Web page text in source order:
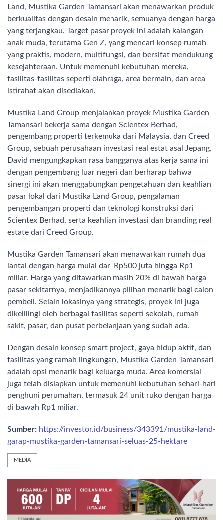
Land, Mustika Garden Tamansari akan menawarkan produk
berkualitas dengan desain menarik, semuanya dengan harga
yang terjangkau. Target pasar proyek ini adalah kalangan
anak muda, terutama Gen Z, yang mencari konsep rumah
yang praktis, modern, multifungsi, dan bersifat mendukung
kesejahteraan. Untuk memenuhi kebutuhan mereka,
fasilitas-fasilitas seperti olahraga, area bermain, dan area
istirahat akan disediakan.
Mustika Land Group menjalankan proyek Mustika Garden
Tamansari bekerja sama dengan Scientex Berhad,
pengembang properti terkemuka dari Malaysia, dan Creed
Group, sebuah perusahaan investasi real estat asal Jepang.
David mengungkapkan rasa bangganya atas kerja sama ini
dengan pengembang luar negeri dan berharap bahwa
sinergi ini akan menggabungkan pengetahuan dan keahlian
pasar lokal dari Mustika Land Group, pengalaman
pengembangan properti dan teknologi konstruksi dari
Scientex Berhad, serta keahlian investasi dan branding real
estate dari Creed Group.
Mustika Garden Tamansari akan menawarkan rumah dua
lantai dengan harga mulai dari Rp500 juta hingga Rp1
miliar. Harga yang ditawarkan masih 20% di bawah harga
pasar sekitarnya, menjadikannya pilihan menarik bagi calon
pembeli. Selain lokasinya yang strategis, proyek ini juga
dikelilingi oleh berbagai fasilitas seperti sekolah, rumah
sakit, pasar, dan pusat perbelanjaan yang sudah ada.
Dengan desain konsep smart project, gaya hidup aktif, dan
fasilitas yang ramah lingkungan, Mustika Garden Tamansari
adalah opsi menarik bagi keluarga muda. Area komersial
juga telah disiapkan untuk memenuhi kebutuhan sehari-hari
penghuni perumahan, termasuk 24 unit ruko dengan harga
di bawah Rp1 miliar.
Sumber: https://investor.id/business/343391/mustika-land-
garap-mustika-garden-tamansari-seluas-25-hektare
MEDIA